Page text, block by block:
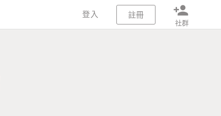
登入 註冊 person_add
社群